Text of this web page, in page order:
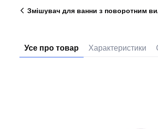
Змішувач для ванни з поворотним
Усе про товар Характеристики